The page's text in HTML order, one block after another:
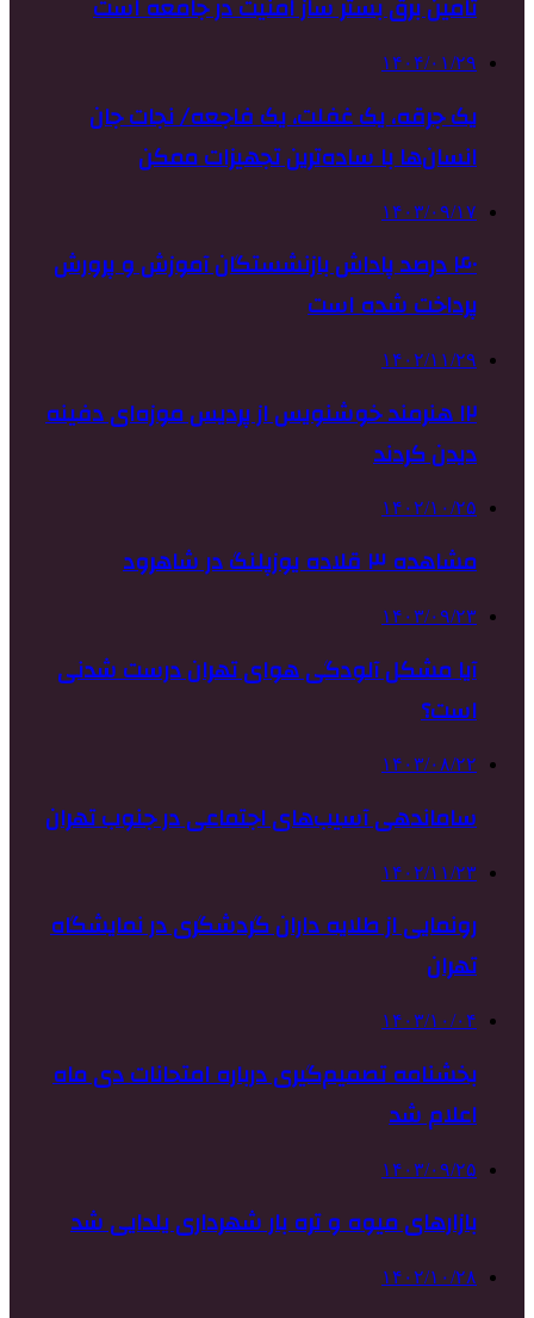
تامین برق بستر ساز امنیت در جامعه است
۱۴۰۴/۰۱/۲۹
یک جرقه، یک غفلت، یک فاجعه/ نجات جان
انسان‌ها با ساده‌ترین تجهیزات ممکن
۱۴۰۳/۰۹/۱۷
۴۰ درصد پاداش بازنشستگان آموزش و پرورش
پرداخت شده است
۱۴۰۲/۱۱/۲۹
۱۲ هنرمند خوشنویس از پردیس موزه‌ای دفینه
دیدن کردند
۱۴۰۲/۱۰/۲۵
مشاهده ۳ قلاده یوزپلنگ در شاهرود
۱۴۰۳/۰۹/۲۳
آیا مشکل آلودگی هوای تهران درست شدنی
است؟
۱۴۰۳/۰۸/۲۲
ساماندهی آسیب‌های اجتماعی در جنوب تهران
۱۴۰۲/۱۱/۲۳
رونمایی از طلایه داران گردشگری در نمایشگاه
تهران
۱۴۰۳/۱۰/۰۴
بخشنامه تصمیم‌گیری درباره امتحانات دی ماه
اعلام شد
۱۴۰۳/۰۹/۲۵
بازارهای میوه و تره بار شهرداری یلدایی شد
۱۴۰۲/۱۰/۲۸